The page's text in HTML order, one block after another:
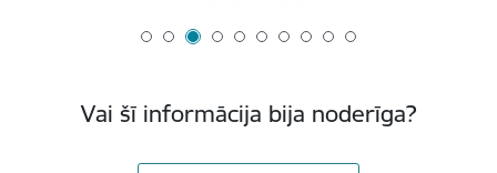
Vai šī informācija bija noderīga?